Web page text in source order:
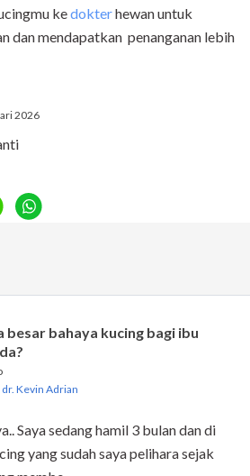
kedokterhewan untuk
dan mendapatkan penanganan lebih
2026